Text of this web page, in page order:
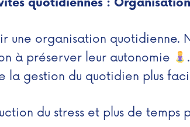
quotidiennes :
organisation quotidienne.
à préserver leur autonomie
la gestion du quotidien plus
du stress et plus de temps